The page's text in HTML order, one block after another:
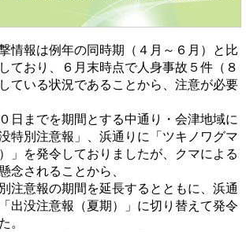
情報は例年の同時期（４月～６月）と比
ており、６月末時点で人身事故５件（８
ている状況であることから、注意が必要
日までを期間とする中通り・会津地域に
特別注意報」、浜通りに「ツキノワグマ
」を発令しておりましたが、クマによる
念されることから、
注意報の期間を延長するとともに、浜通
出没注意報（夏期）」に切り替えて発令
。